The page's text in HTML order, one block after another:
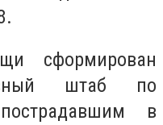
сформирован
штаб по
в